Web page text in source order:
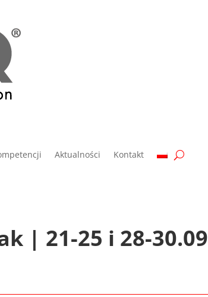
Aktualności Kontakt
| 21-25 i 28-30.09